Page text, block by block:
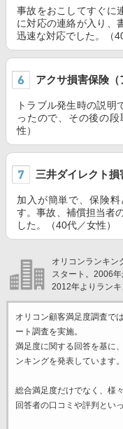
事故をおこしてすぐに
に対応の連絡が入り、
迅速な対応でした。（
アクサ損害保険（
トラブル発生時の説明
ったので、その後の
性）
三井ダイレクト損
加入が簡単で、保険
す。事故、補償担当者
した。（40代／女性）
オリコンランキン
スタート。2006
2012年よりランキ
オリコン顧客満足度調査で
ート調査を実施。
満足度に関する回答を基に
ンキングを発表しています。
総合満足度だけでなく、様
回答者の口コミや評判とい